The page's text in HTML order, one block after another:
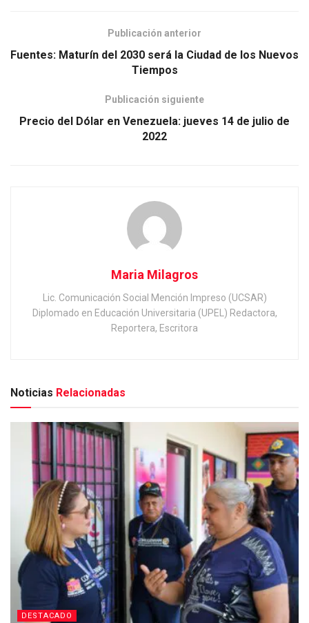
Publicación anterior
Fuentes: Maturín del 2030 será la Ciudad de los Nuevos
Tiempos
Publicación siguiente
Precio del Dólar en Venezuela: jueves 14 de julio de
2022
Maria Milagros
Lic. Comunicación Social Mención Impreso (UCSAR)
Diplomado en Educación Universitaria (UPEL) Redactora,
Reportera, Escritora
Noticias Relacionadas
DESTACADO